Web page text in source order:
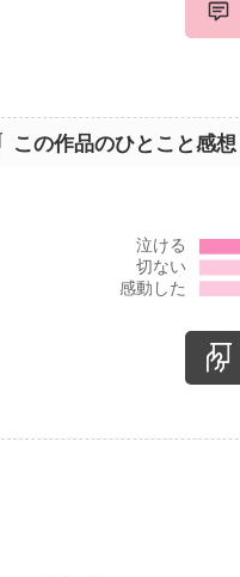
この作品のひとこと感想